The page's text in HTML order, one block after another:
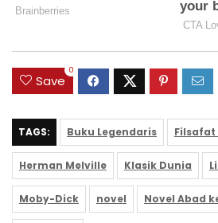
Save
0
TAGS: Buku Legendaris Filsafat
Herman Melville Klasik Dunia
Moby-Dick novel Novel Abad